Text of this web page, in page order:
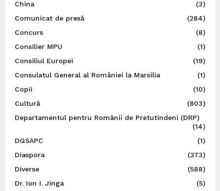
China
(3)
Comunicat de presă
(284)
Concurs
(8)
Consilier MPU
(1)
Consiliul Europei
(19)
Consulatul General al României la Marsilia
(1)
Copii
(10)
Cultură
(803)
Departamentul pentru Românii de Pretutindeni (DRP)
(14)
DGSAPC
(1)
Diaspora
(373)
Diverse
(588)
Dr. Ion I. Jinga
(5)